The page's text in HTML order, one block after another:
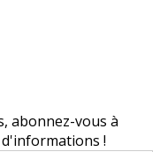
abonnez-vous à
!